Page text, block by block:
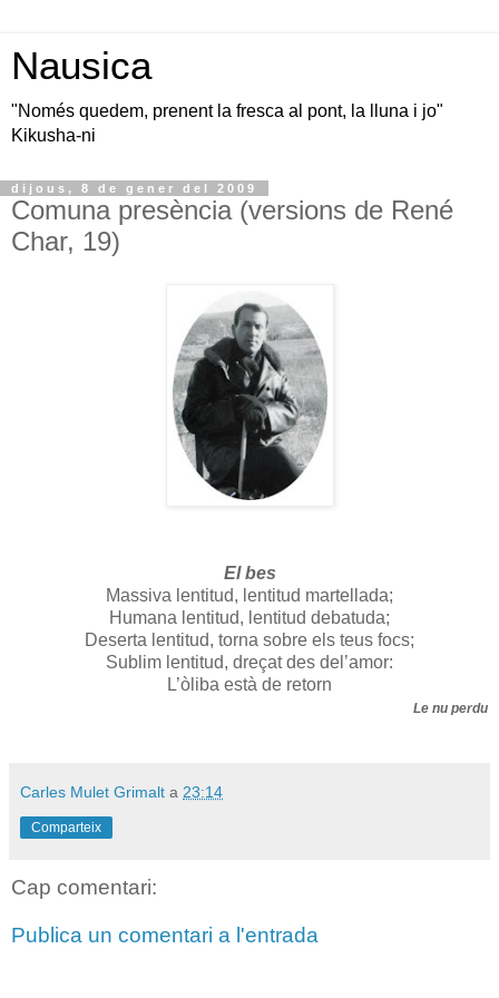
Nausica
"Només quedem, prenent la fresca al pont, la lluna i jo"
Kikusha-ni
dijous, 8 de gener del 2009
Comuna presència (versions de René
Char, 19)
El bes
Massiva lentitud, lentitud martellada;
Humana lentitud, lentitud debatuda;
Deserta lentitud, torna sobre els teus focs;
Sublim lentitud, dreçat des del’amor:
L’òliba està de retorn
Le nu perdu
Carles Mulet Grimalt a 23:14
Comparteix
Cap comentari:
Publica un comentari a l'entrada